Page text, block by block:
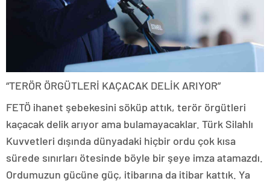
“TERÖR ÖRGÜTLERİ KAÇACAK DELİK ARIYOR”
FETÖ ihanet şebekesini söküp attık, terör örgütleri
kaçacak delik arıyor ama bulamayacaklar. Türk Silahlı
Kuvvetleri dışında dünyadaki hiçbir ordu çok kısa
sürede sınırları ötesinde böyle bir şeye imza atamazdı.
Ordumuzun gücüne güç, itibarına da itibar kattık. Ya